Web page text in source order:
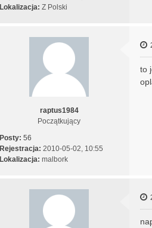
Lokalizacja: Z Polski
raptus1984
Początkujący
Posty: 56
Rejestracja: 2010-05-02, 10:55
Lokalizacja: malbork
to